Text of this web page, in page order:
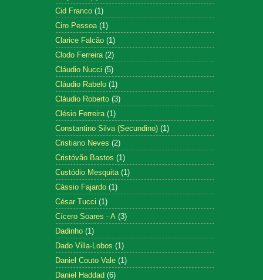
Cid Franco (1)
Ciro Pessoa (1)
Clarice Falcão (1)
Clodo Ferreira (2)
Cláudio Nucci (5)
Cláudio Rabelo (1)
Cláudio Roberto (3)
Clésio Ferreira (1)
Constantino Silva (Secundino) (1)
Cristiano Neves (2)
Cristóvão Bastos (1)
Custódio Mesquita (1)
Cássio Fajardo (1)
César Tucci (1)
Cícero Soares - A (3)
Dadinho (1)
Dado Villa-Lobos (1)
Daniel Couto Vale (1)
Daniel Haddad (6)